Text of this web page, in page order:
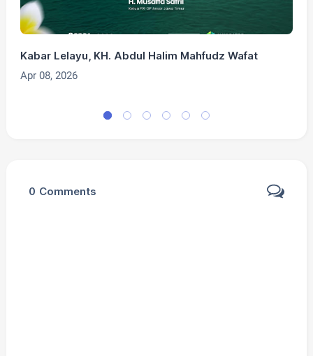
Kabar Lelayu, KH. Abdul Halim Mahfudz Wafat
Apr 08, 2026
0 Comments